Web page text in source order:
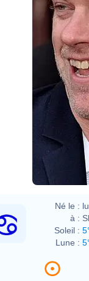
Né le :
à :
Soleil :
Lune :